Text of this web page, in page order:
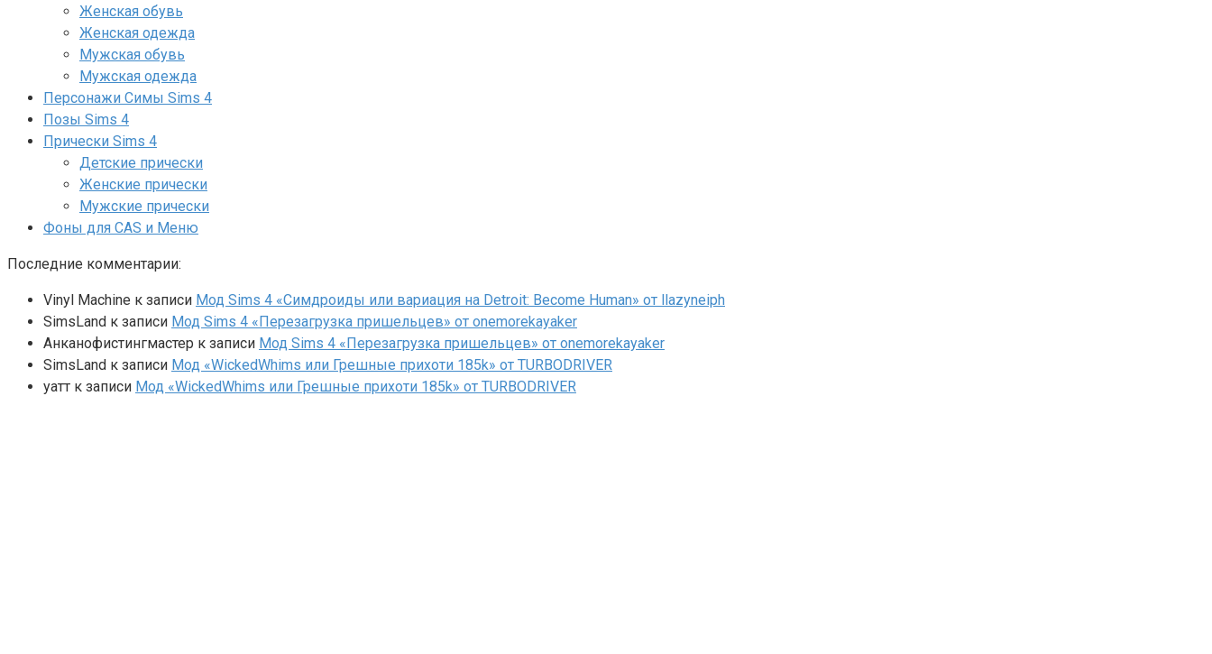
Женская обувь
Женская одежда
Мужская обувь
Мужская одежда
Персонажи Симы Sims 4
Позы Sims 4
Прически Sims 4
Детские прически
Женские прически
Мужские прически
Фоны для CAS и Меню
Последние комментарии:
Vinyl Machine к записи Мод Sims 4 «Симдроиды или вариация на Detroit: Become Human» от llazyneiph
SimsLand к записи Мод Sims 4 «Перезагрузка пришельцев» от onemorekayaker
Анканофистингмастер к записи Мод Sims 4 «Перезагрузка пришельцев» от onemorekayaker
SimsLand к записи Мод «WickedWhims или Грешные прихоти 185k» от TURBODRIVER
yaтт к записи Мод «WickedWhims или Грешные прихоти 185k» от TURBODRIVER